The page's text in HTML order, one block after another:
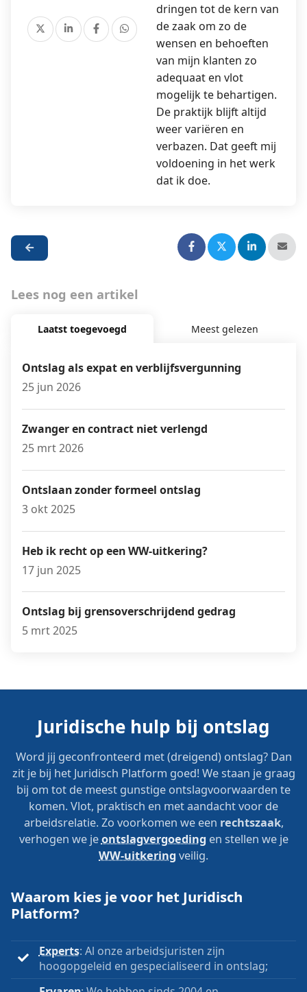
dringen tot de kern van
de zaak om zo de
wensen en behoeften
van mijn klanten zo
adequaat en vlot
mogelijk te behartigen.
De praktijk blijft altijd
weer variëren en
verbazen. Dat geeft mij
voldoening in het werk
dat ik doe.
Lees nog een artikel
Laatst toegevoegd Meest gelezen
Ontslag als expat en verblijfsvergunning
25 jun 2026
Zwanger en contract niet verlengd
25 mrt 2026
Ontslaan zonder formeel ontslag
3 okt 2025
Heb ik recht op een WW-uitkering?
17 jun 2025
Ontslag bij grensoverschrijdend gedrag
5 mrt 2025
Juridische hulp bij ontslag
Word jij geconfronteerd met (dreigend) ontslag? Dan
zit je bij het Juridisch Platform goed! We staan je graag
bij om tot de meest gunstige ontslagvoorwaarden te
komen. Vlot, praktisch en met aandacht voor de
arbeidsrelatie. Zo voorkomen we een rechtszaak,
verhogen we jeontslagvergoeding en stellen we je
WW-uitkering veilig.
Waarom kies je voor het Juridisch
Platform?
Experts: Al onze arbeidsjuristen zijn
hoogopgeleid en gespecialiseerd in ontslag;